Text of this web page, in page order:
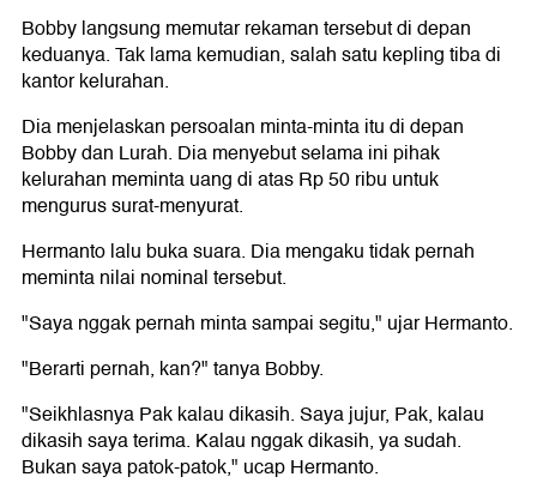
Bobby langsung memutar rekaman tersebut di depan
keduanya. Tak lama kemudian, salah satu kepling tiba di
kantor kelurahan.
Dia menjelaskan persoalan minta-minta itu di depan
Bobby dan Lurah. Dia menyebut selama ini pihak
kelurahan meminta uang di atas Rp 50 ribu untuk
mengurus surat-menyurat.
Hermanto lalu buka suara. Dia mengaku tidak pernah
meminta nilai nominal tersebut.
"Saya nggak pernah minta sampai segitu," ujar Hermanto.
"Berarti pernah, kan?" tanya Bobby.
"Seikhlasnya Pak kalau dikasih. Saya jujur, Pak, kalau
dikasih saya terima. Kalau nggak dikasih, ya sudah.
Bukan saya patok-patok," ucap Hermanto.